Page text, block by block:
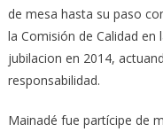
de mesa hasta su paso
la Comisión de Calidad en
jubilacion en 2014,
responsabilidad.
Mainadé fue partícipe de